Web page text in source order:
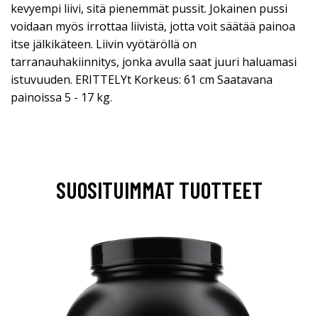
kevyempi liivi, sitä pienemmät pussit. Jokainen pussi
voidaan myös irrottaa liivistä, jotta voit säätää painoa
itse jälkikäteen. Liivin vyötäröllä on
tarranauhakiinnitys, jonka avulla saat juuri haluamasi
istuvuuden. ERITTELYt Korkeus: 61 cm Saatavana
painoissa 5 - 17 kg.
SUOSITUIMMAT TUOTTEET